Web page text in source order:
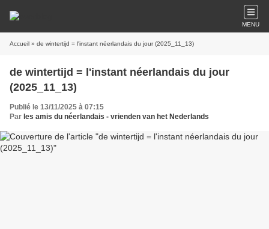
MENU
Accueil » de wintertijd = l'instant néerlandais du jour (2025_11_13)
de wintertijd = l'instant néerlandais du jour
(2025_11_13)
Publié le 13/11/2025 à 07:15
Par les amis du néerlandais - vrienden van het Nederlands